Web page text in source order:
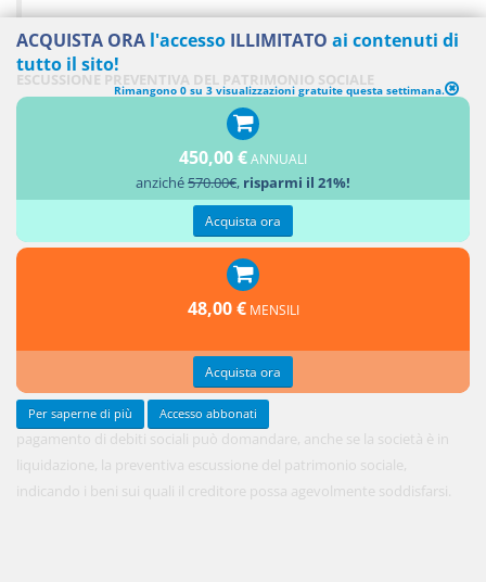
ESCUSSIONE PREVENTIVA DEL PATRIMONIO SOCIALE
pagamento di debiti sociali può domandare, anche se la società è in
liquidazione, la preventiva escussione del patrimonio sociale,
indicando i beni sui quali il creditore possa agevolmente soddisfarsi.
ACQUISTA ORA l'accesso ILLIMITATO ai contenuti di
tutto il sito!
Rimangono 0 su 3 visualizzazioni gratuite questa settimana.
450,00 €ANNUALI
anziché570.00€, risparmi il 21%!
Acquista ora
48,00 € MENSILI
Acquista ora
Per saperne di più Accesso abbonati